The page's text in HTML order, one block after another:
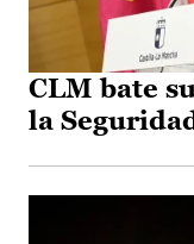
CLM bate
la